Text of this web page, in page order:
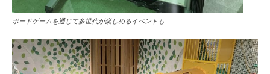
ボードゲームを通じて多世代が楽しめるイベントも